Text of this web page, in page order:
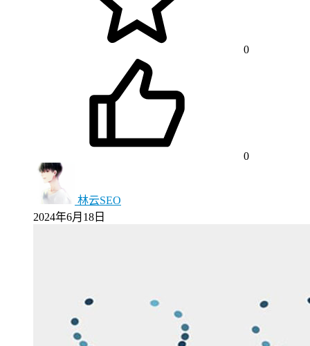
0
0
林云SEO
2024年6月18日